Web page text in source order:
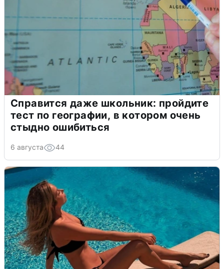
Справится даже школьник: пройдите
тест по географии, в котором очень
стыдно ошибиться
6 августа 44